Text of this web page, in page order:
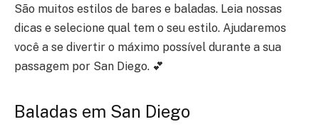
São muitos estilos de bares e baladas. Leia nossas
dicas e selecione qual tem o seu estilo. Ajudaremos
você a se divertir o máximo possível durante a sua
passagem por San Diego. 💕
Baladas em San Diego